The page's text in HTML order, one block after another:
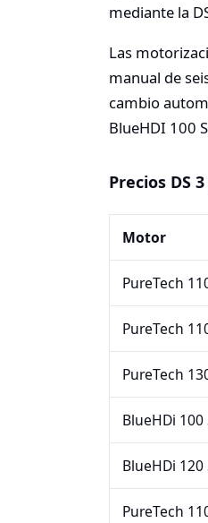
mediante la
Las
manual de
cambio
BlueHDI 100
Precios DS
Motor
PureTech
PureTech
PureTech
BlueHDi 100
BlueHDi 120
PureTech